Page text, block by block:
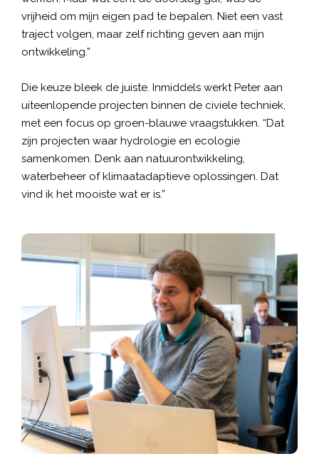
vrijheid om mijn eigen pad te bepalen. Niet een vast
traject volgen, maar zelf richting geven aan mijn
ontwikkeling.”
Die keuze bleek de juiste. Inmiddels werkt Peter aan
uiteenlopende projecten binnen de civiele techniek,
met een focus op groen-blauwe vraagstukken. “Dat
zijn projecten waar hydrologie en ecologie
samenkomen. Denk aan natuurontwikkeling,
waterbeheer of klimaatadaptieve oplossingen. Dat
vind ik het mooiste wat er is.”